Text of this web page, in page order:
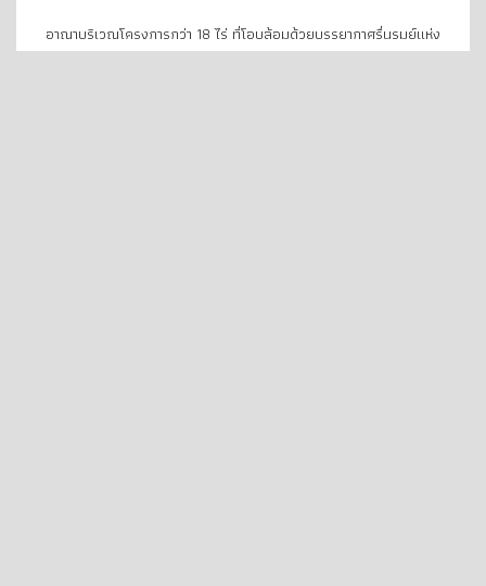
อาณาบริเวณโครงการกว่า 18 ไร่ ที่โอบล้อมด้วยบรรยากาศรื่นรมย์แห่ง